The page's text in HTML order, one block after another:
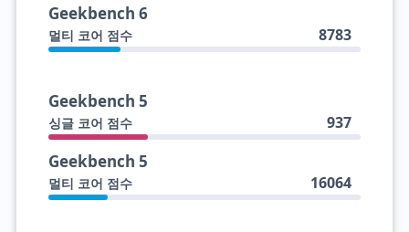
Geekbench 6
멀티 코어 점수 8783
Geekbench 5
싱글 코어 점수 937
Geekbench 5
멀티 코어 점수 16064